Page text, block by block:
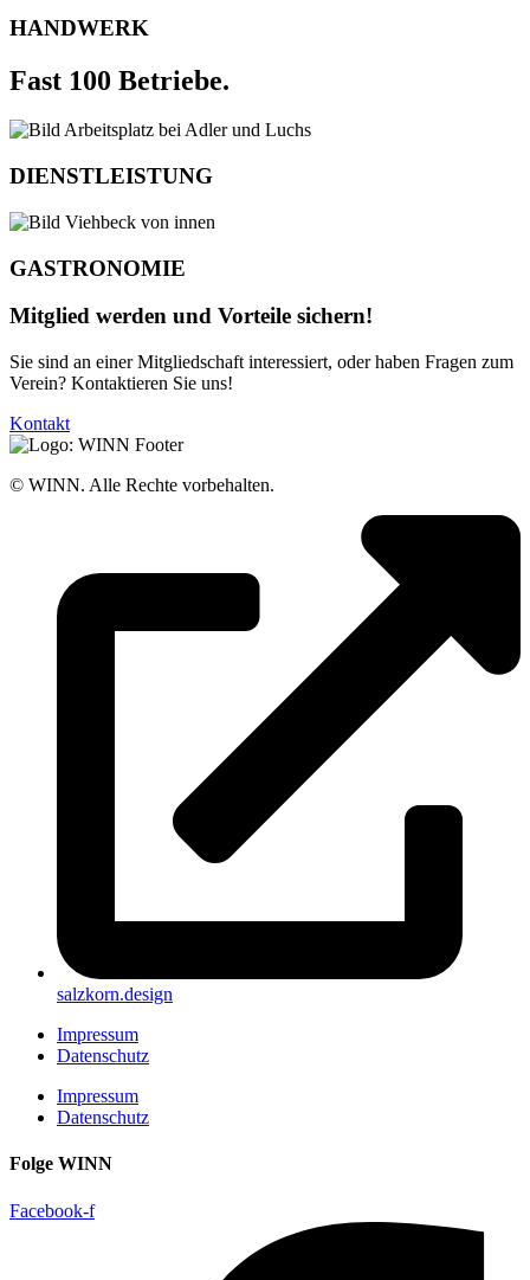
HANDWERK
Fast 100 Betriebe.
DIENSTLEISTUNG
GASTRONOMIE
Mitglied werden und Vorteile sichern!
Sie sind an einer Mitgliedschaft interessiert, oder haben Fragen zum
Verein? Kontaktieren Sie uns!
Kontakt
© WINN. Alle Rechte vorbehalten.
salzkorn.design
Impressum
Datenschutz
Impressum
Datenschutz
Folge WINN
Facebook-f